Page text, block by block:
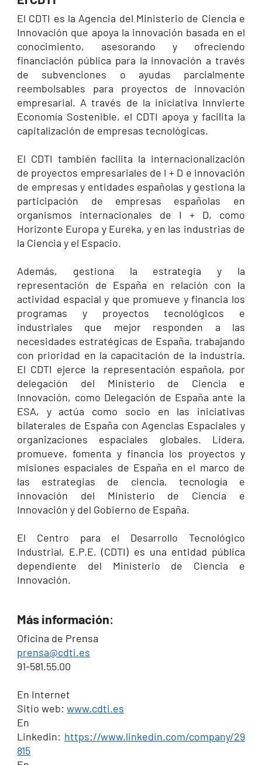
El CDTI es la Agencia del Ministerio de Ciencia e
Innovación que apoya la innovación basada en el
conocimiento, asesorando y ofreciendo
financiación pública para la innovación a través
de subvenciones o ayudas parcialmente
reembolsables para proyectos de innovación
empresarial. A través de la iniciativa Innvierte
Economía Sostenible, el CDTI apoya y facilita la
capitalización de empresas tecnológicas.
El CDTI también facilita la internacionalización
de proyectos empresariales de I + D e innovación
de empresas y entidades españolas y gestiona la
participación de empresas españolas en
organismos internacionales de I + D, como
Horizonte Europa y Eureka, y en las industrias de
la Ciencia y el Espacio.
Además, gestiona la estrategia y la
representación de España en relación con la
actividad espacial y que promueve y financia los
programas y proyectos tecnológicos e
industriales que mejor responden a las
necesidades estratégicas de España, trabajando
con prioridad en la capacitación de la industria.
El CDTI ejerce la representación española, por
delegación del Ministerio de Ciencia e
Innovación, como Delegación de España ante la
ESA, y actúa como socio en las iniciativas
bilaterales de España con Agencias Espaciales y
organizaciones espaciales globales. Lidera,
promueve, fomenta y financia los proyectos y
misiones espaciales de España en el marco de
las estrategias de ciencia, tecnología e
innovación del Ministerio de Ciencia e
Innovación y del Gobierno de España.
El Centro para el Desarrollo Tecnológico
Industrial, E.P.E. (CDTI) es una entidad pública
dependiente del Ministerio de Ciencia e
Innovación.
Más información:
Oficina de Prensa
prensa@cdti.es
91-581.55.00
En Internet
Sitio web:www.cdti.es
En
Linkedin: https://www.linkedin.com/company/29
815